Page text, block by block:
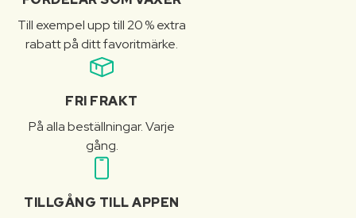
Till exempel upp till 20 % extra
rabatt på ditt favoritmärke.
FRI FRAKT
På alla beställningar. Varje
gång.
TILLGÅNG TILL APPEN